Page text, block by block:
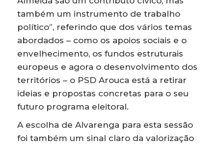
também um instrumento de trabalho
político”, referindo que dos vários temas
abordados – como os apoios sociais e o
envelhecimento, os fundos estruturais
europeus e agora o desenvolvimento dos
territórios – o PSD Arouca está a retirar
ideias e propostas concretas para o seu
futuro programa eleitoral.
A escolha de Alvarenga para esta sessão
foi também um sinal claro da valorização